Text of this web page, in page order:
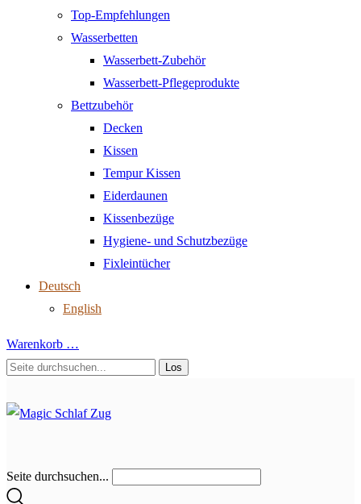
Top-Empfehlungen
Wasserbetten
Wasserbett-Zubehör
Wasserbett-Pflegeprodukte
Bettzubehör
Decken
Kissen
Tempur Kissen
Eiderdaunen
Kissenbezüge
Hygiene- und Schutzbezüge
Fixleintücher
Deutsch
English
Warenkorb …
Seite durchsuchen...